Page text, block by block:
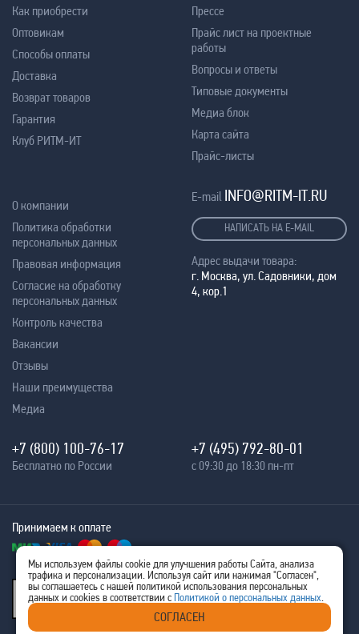
Как приобрести
Оптовикам
Способы оплаты
Доставка
Возврат товаров
Гарантия
Клуб РИТМ-ИТ
Прессе
Прайс лист на проектные
работы
Вопросы и ответы
Типовые документы
Медиа блок
Карта сайта
Прайс-листы
О компании
Политика обработки
персональных данных
Правовая информация
Согласие на обработку
персональных данных
Контроль качества
Вакансии
Отзывы
Наши преимущества
Медиа
E-mail INFO@RITM-IT.RU
НАПИСАТЬ НА E-MAIL
Адрес выдачи товара:
г. Москва, ул. Садовники, дом
4, кор.1
+7 (800) 100-76-17
Бесплатно по России
+7 (495) 792-80-01
с 09:30 до 18:30 пн-пт
Принимаем к оплате
® 2005 - 2026
Ritm-IT
Мы используем файлы cookie для улучшения работы Сайта, анализа
трафика и персонализации. Используя сайт или нажимая "Согласен",
вы соглашаетесь с нашей политикой использования персональных
данных и cookies в соответствии с Политикой о персональных данных
СОГЛАСЕН